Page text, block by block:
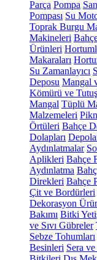
Parça Pompa
Pompası Su
Toprak Burgu
Makineleri
Ürünleri
Makaraları
Su Zamanlayıcı
Deposu Mangal
Kömürü ve
Mangal Tüplü
Malzemeleri
Örtüleri Bahçe
Dolapları
Aydınlatmalar
Aplikleri Bahçe
Aydınlatma
Direkleri Bahçe
Çit ve Bordürleri
Dekorasyon
Bakımı Bitki
ve Sıvı Gübreler
Sebze Tohumları
Besinleri Sera